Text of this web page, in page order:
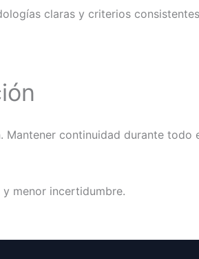
claras y criterios
continuidad durante todo
menor incertidumbre.